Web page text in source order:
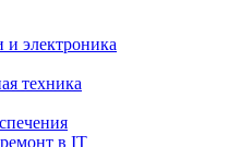
электроника
техника
в IT